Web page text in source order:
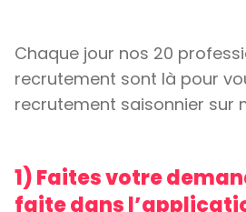
Chaque jour nos 20
recrutement sont là pour
recrutement saisonnier sur
1) Faites votre
faite dans